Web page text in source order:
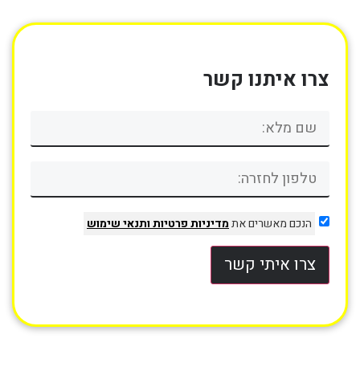
צרו איתנו קשר
הנכם מאשרים אתמדיניות פרטיותותנאי שימוש
צרו איתי קשר